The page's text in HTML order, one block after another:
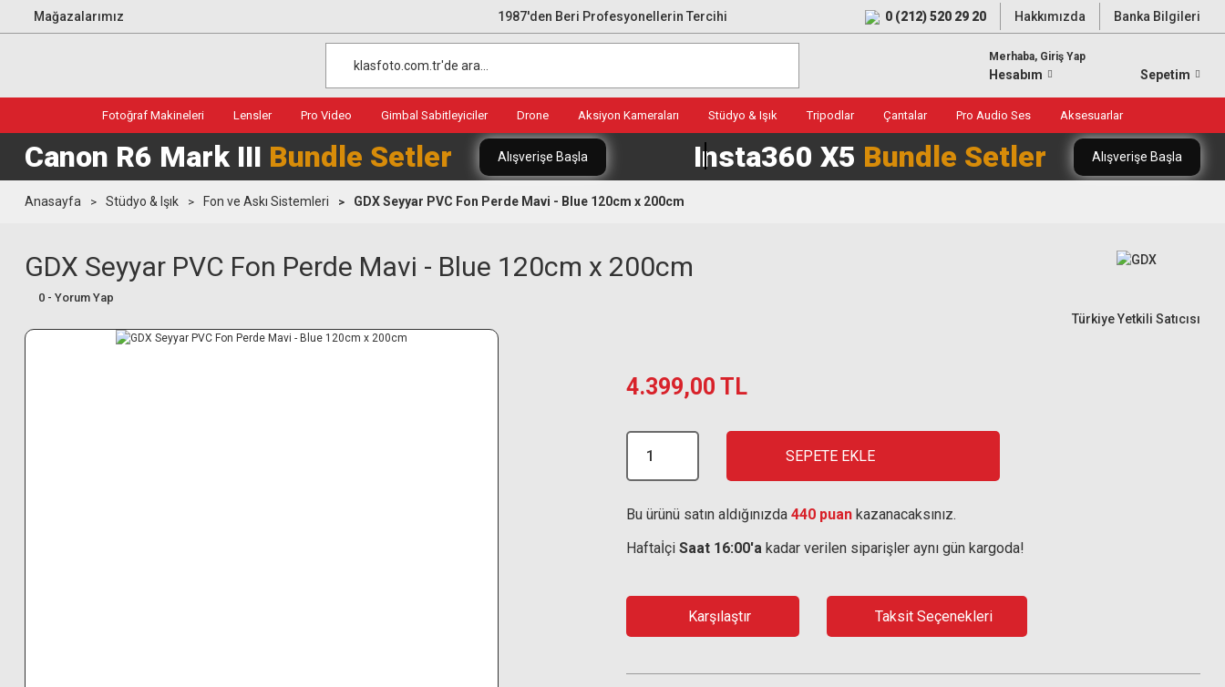
Mağazalarımız 1987'den Beri Profesyonellerin Tercihi 0 (212) 520 29 20 Hakkımızda Banka Bilgileri
Merhaba, Giriş Yap
Hesabım Sepetim
Fotoğraf Makineleri Lensler Pro Video Gimbal Sabitleyiciler Drone Aksiyon Kameraları Stüdyo & Işık Tripodlar Çantalar Pro Audio Ses Aksesuarlar
Canon R6 Mark III Bundle Setler Alışverişe Başla Insta360 X5 Bundle Setler Alışverişe Başla
Anasayfa Stüdyo & Işık Fon ve Askı Sistemleri GDX Seyyar PVC Fon Perde Mavi - Blue 120cm x 200cm
GDX Seyyar PVC Fon Perde Mavi - Blue 120cm x 200cm
0 - Yorum Yap
Türkiye Yetkili Satıcısı
4.399,00 TL
SEPETE EKLE
Bu ürünü satın aldığınızda 440 puan kazanacaksınız.
Haftaİçi Saat 16:00'a kadar verilen siparişler aynı gün kargoda!
Karşılaştır Taksit Seçenekleri